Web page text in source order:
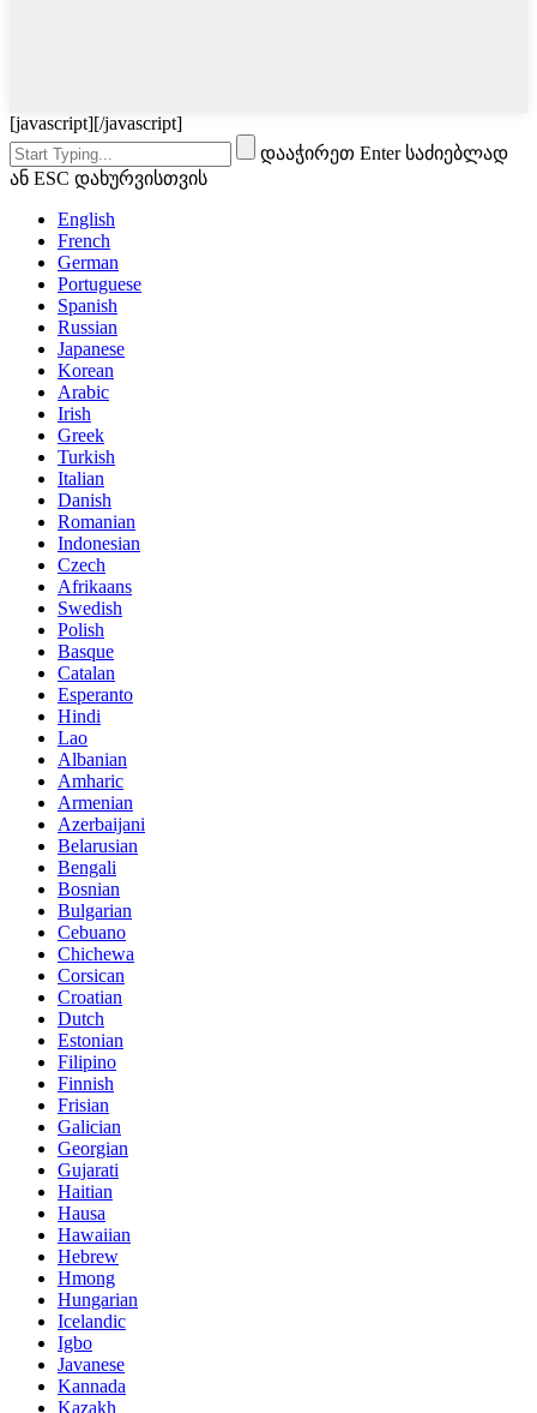
[javascript][/javascript]
დააჭირეთ Enter საძიებლად
ან ESC დახურვისთვის
English
French
German
Portuguese
Spanish
Russian
Japanese
Korean
Arabic
Irish
Greek
Turkish
Italian
Danish
Romanian
Indonesian
Czech
Afrikaans
Swedish
Polish
Basque
Catalan
Esperanto
Hindi
Lao
Albanian
Amharic
Armenian
Azerbaijani
Belarusian
Bengali
Bosnian
Bulgarian
Cebuano
Chichewa
Corsican
Croatian
Dutch
Estonian
Filipino
Finnish
Frisian
Galician
Georgian
Gujarati
Haitian
Hausa
Hawaiian
Hebrew
Hmong
Hungarian
Icelandic
Igbo
Javanese
Kannada
Kazakh